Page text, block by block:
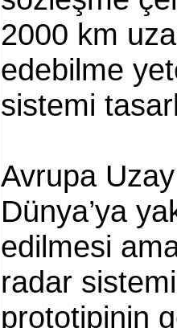
2000 km
edebilme
sistemi
Avrupa
Dünya’ya
edilmesi
radar
prototipinin